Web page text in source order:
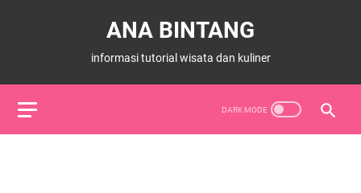
ANA BINTANG
informasi tutorial wisata dan kuliner